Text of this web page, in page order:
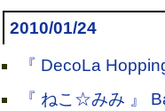
2010/01/24
『 DecoLa
『 ねこ☆みみ 』